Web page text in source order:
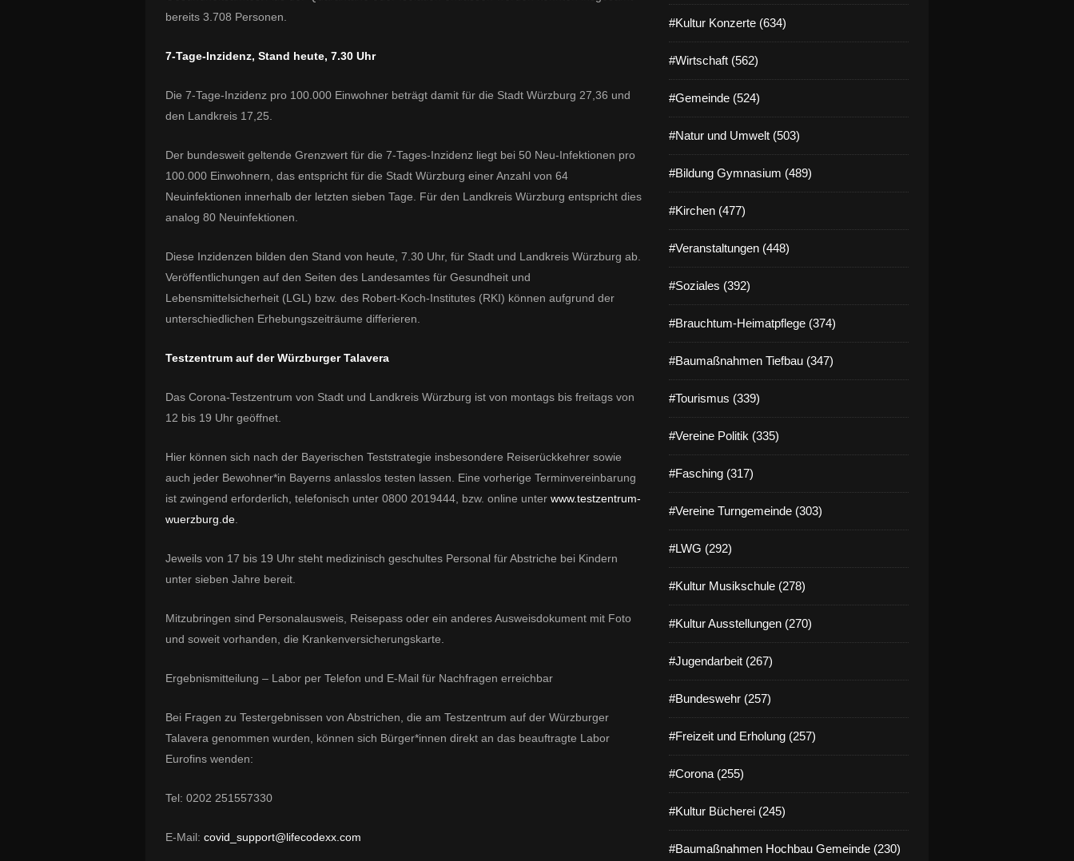
bereits 3.708 Personen.
7-Tage-Inzidenz, Stand heute, 7.30 Uhr
Die 7-Tage-Inzidenz pro 100.000 Einwohner beträgt damit für die Stadt Würzburg 27,36 und
den Landkreis 17,25.
Der bundesweit geltende Grenzwert für die 7-Tages-Inzidenz liegt bei 50 Neu-Infektionen pro
100.000 Einwohnern, das entspricht für die Stadt Würzburg einer Anzahl von 64
Neuinfektionen innerhalb der letzten sieben Tage. Für den Landkreis Würzburg entspricht dies
analog 80 Neuinfektionen.
Diese Inzidenzen bilden den Stand von heute, 7.30 Uhr, für Stadt und Landkreis Würzburg ab.
Veröffentlichungen auf den Seiten des Landesamtes für Gesundheit und
Lebensmittelsicherheit (LGL) bzw. des Robert-Koch-Institutes (RKI) können aufgrund der
unterschiedlichen Erhebungszeiträume differieren.
Testzentrum auf der Würzburger Talavera
Das Corona-Testzentrum von Stadt und Landkreis Würzburg ist von montags bis freitags von
12 bis 19 Uhr geöffnet.
Hier können sich nach der Bayerischen Teststrategie insbesondere Reiserückkehrer sowie
auch jeder Bewohner*in Bayerns anlasslos testen lassen. Eine vorherige Terminvereinbarung
ist zwingend erforderlich, telefonisch unter 0800 2019444, bzw. online unter www.testzentrum-
wuerzburg.de
Jeweils von 17 bis 19 Uhr steht medizinisch geschultes Personal für Abstriche bei Kindern
unter sieben Jahre bereit.
Mitzubringen sind Personalausweis, Reisepass oder ein anderes Ausweisdokument mit Foto
und soweit vorhanden, die Krankenversicherungskarte.
Ergebnismitteilung – Labor per Telefon und E-Mail für Nachfragen erreichbar
Bei Fragen zu Testergebnissen von Abstrichen, die am Testzentrum auf der Würzburger
Talavera genommen wurden, können sich Bürger*innen direkt an das beauftragte Labor
Eurofins wenden:
Tel: 0202 251557330
E-Mail: covid_support@lifecodexx.com
#Kultur Konzerte (634)
#Wirtschaft (562)
#Gemeinde (524)
#Natur und Umwelt (503)
#Bildung Gymnasium (489)
#Kirchen (477)
#Veranstaltungen (448)
#Soziales (392)
#Brauchtum-Heimatpflege (374)
#Baumaßnahmen Tiefbau (347)
#Tourismus (339)
#Vereine Politik (335)
#Fasching (317)
#Vereine Turngemeinde (303)
#LWG (292)
#Kultur Musikschule (278)
#Kultur Ausstellungen (270)
#Jugendarbeit (267)
#Bundeswehr (257)
#Freizeit und Erholung (257)
#Corona (255)
#Kultur Bücherei (245)
#Baumaßnahmen Hochbau Gemeinde (230)